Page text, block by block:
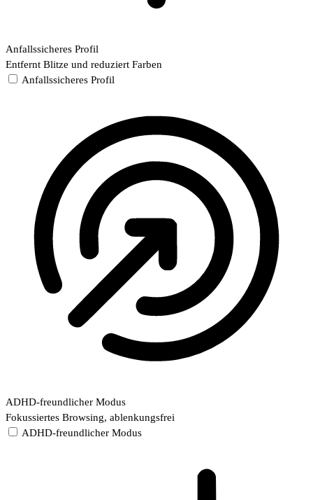
Anfallssicheres Profil
Entfernt Blitze und reduziert Farben
Anfallssicheres Profil
ADHD-freundlicher Modus
Fokussiertes Browsing, ablenkungsfrei
ADHD-freundlicher Modus